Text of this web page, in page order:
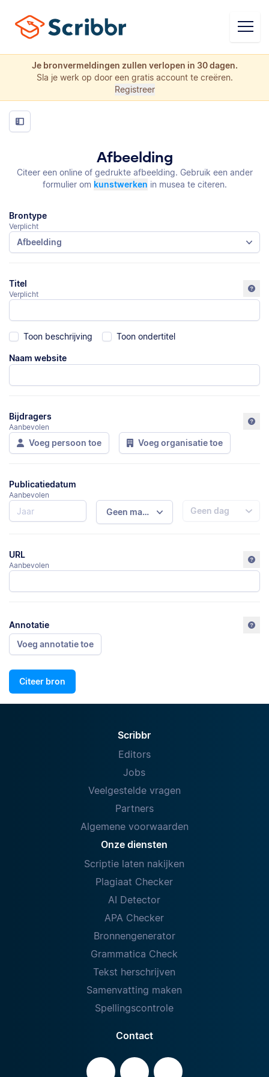
Je bronvermeldingen zullen verlopen in 30 dagen.
Sla je werk op door een gratis account te creëren.
Registreer
Afbeelding
Citeer een online of gedrukte afbeelding. Gebruik een ander
formulier om kunstwerken in musea te citeren.
Brontype
Verplicht
Afbeelding
Titel
Verplicht
Toon beschrijving Toon ondertitel
Naam website
Bijdragers
Aanbevolen
Voeg persoon toe Voeg organisatie toe
Publicatiedatum
Aanbevolen
Geen maand Geen dag
URL
Aanbevolen
Annotatie
Voeg annotatie toe
Citeer bron
Scribbr
Editors
Jobs
Veelgestelde vragen
Partners
Algemene voorwaarden
Onze diensten
Scriptie laten nakijken
Plagiaat Checker
AI Detector
APA Checker
Bronnengenerator
Grammatica Check
Tekst herschrijven
Samenvatting maken
Spellingscontrole
Contact